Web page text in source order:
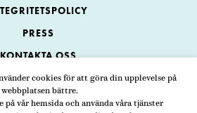
cookies för att göra din upplevelse på
webbplatsen bättre.
på vår hemsida och använda våra tjänster
PRESS
KONTAKTA OSS
Folkets Hus och Parker